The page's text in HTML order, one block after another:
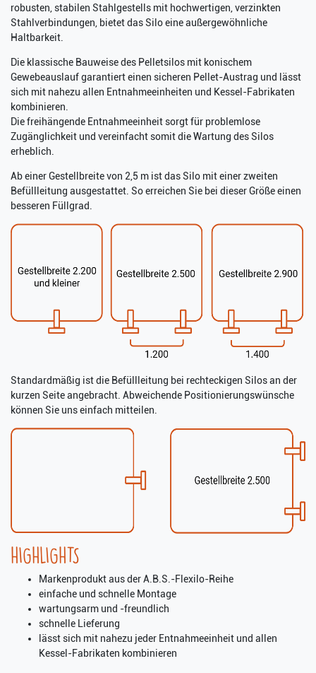
robusten, stabilen Stahlgestells mit hochwertigen, verzinkten
Stahlverbindungen, bietet das Silo eine außergewöhnliche
Haltbarkeit.
Die klassische Bauweise des Pelletsilos mit konischem
Gewebeauslauf garantiert einen sicheren Pellet-Austrag und lässt
sich mit nahezu allen Entnahmeeinheiten und Kessel-Fabrikaten
kombinieren.
Die freihängende Entnahmeeinheit sorgt für problemlose
Zugänglichkeit und vereinfacht somit die Wartung des Silos
erheblich.
Ab einer Gestellbreite von 2,5 m ist das Silo mit einer zweiten
Befüllleitung ausgestattet. So erreichen Sie bei dieser Größe einen
besseren Füllgrad.
Standardmäßig ist die Befüllleitung bei rechteckigen Silos an der
kurzen Seite angebracht. Abweichende Positionierungswünsche
können Sie uns einfach mitteilen.
HIGHLIGHTS
Markenprodukt aus der A.B.S.-Flexilo-Reihe
einfache und schnelle Montage
wartungsarm und -freundlich
schnelle Lieferung
lässt sich mit nahezu jeder Entnahmeeinheit und allen
Kessel-Fabrikaten kombinieren